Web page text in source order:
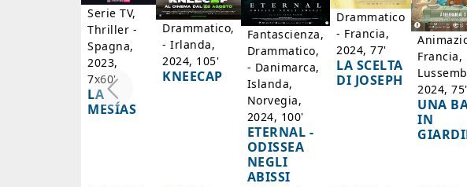
Serie TV,
Thriller -
Spagna,
2023,
7x60'
LA
MESÍAS
Drammatico,
- Irlanda,
2024, 105'
KNEECAP
Fantascienza,
Drammatico,
- Danimarca,
Islanda,
Norvegia,
2024, 100'
ETERNAL -
ODISSEA
NEGLI
ABISSI
Drammatico
- Francia,
2024, 77'
LA SCELTA
DI JOSEPH
Francia,
2024, 75'
UNA
IN